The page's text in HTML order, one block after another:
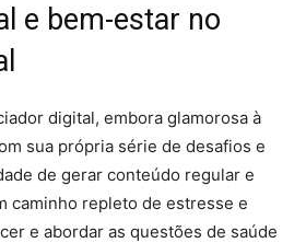
e bem-estar no
digital, embora glamorosa à
sua própria série de desafios e
de gerar conteúdo regular e
caminho repleto de estresse e
e abordar as questões de saúde